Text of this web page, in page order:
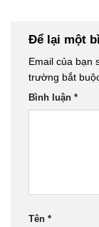
Để lại một
Email của bạn
trường bắt
Bình luận *
Tên *